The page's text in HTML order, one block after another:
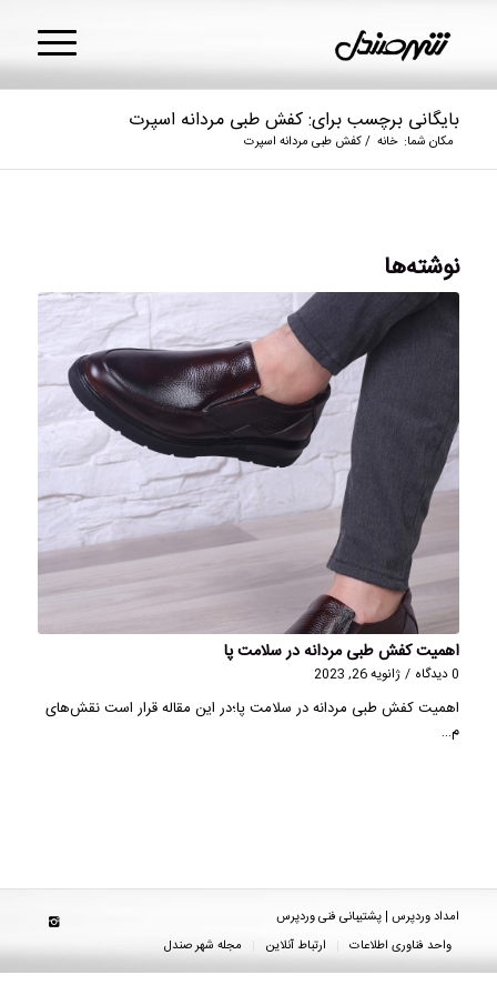
بایگانی برچسب برای: کفش طبی مردانه اسپرت
مکان شما: خانه /کفش طبی مردانه اسپرت
نوشته‌ها
اهمیت کفش طبی مردانه در سلامت پا
0 دیدگاه / ژانویه 26, 2023
اهمیت کفش طبی مردانه در سلامت پا؛در این مقاله قرار است نقش‌های
م…
امداد وردپرس | پشتیبانی فنی وردپرس
واحد فناوری اطلاعات
ارتباط آنلاین مجله شهر صندل